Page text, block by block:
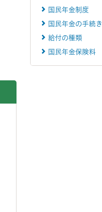
国民年金制度
国民年金の手続き
給付の種類
国民年金保険料